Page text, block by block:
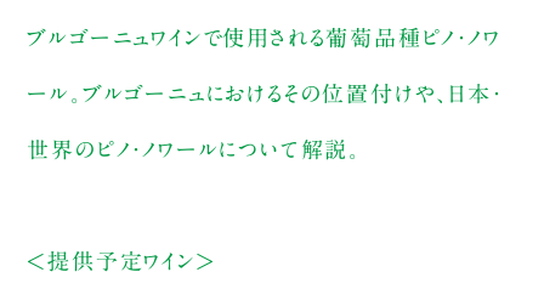
ブルゴーニュワインで使用される葡萄品種ピノ・ノワ
ール。ブルゴーニュにおけるその位置付けや、日本・
世界のピノ・ノワールについて解説。
＜提供予定ワイン＞